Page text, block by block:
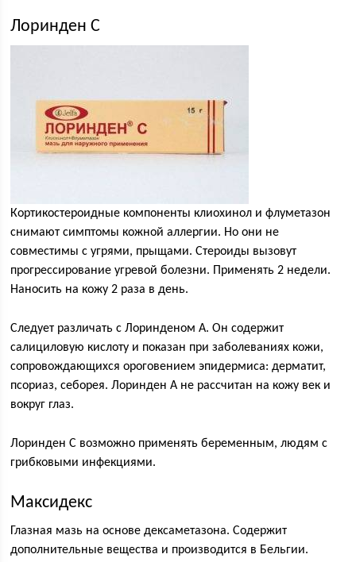
Лоринден С
Кортикостероидные компоненты клиохинол и флуметазон
снимают симптомы кожной аллергии. Но они не
совместимы с угрями, прыщами. Стероиды вызовут
прогрессирование угревой болезни. Применять 2 недели.
Наносить на кожу 2 раза в день.
Следует различать с Лоринденом А. Он содержит
салициловую кислоту и показан при заболеваниях кожи,
сопровождающихся ороговением эпидермиса: дерматит,
псориаз, себорея. Лоринден А не рассчитан на кожу век и
вокруг глаз.
Лоринден С возможно применять беременным, людям с
грибковыми инфекциями.
Максидекс
Глазная мазь на основе дексаметазона. Содержит
дополнительные вещества и производится в Бельгии.